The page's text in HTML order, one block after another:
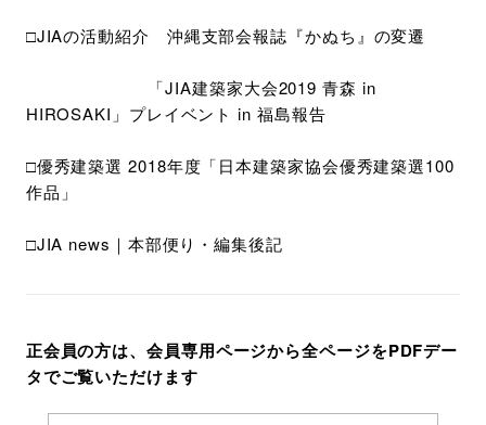
□JIAの活動紹介 沖縄支部会報誌『かぬち』の変遷
「JIA建築家大会2019 青森 in
HIROSAKI」プレイベント in 福島報告
□優秀建築選 2018年度「日本建築家協会優秀建築選100
作品」
□JIA news｜本部便り・編集後記
正会員の方は、会員専用ページから全ページをPDFデー
タでご覧いただけます